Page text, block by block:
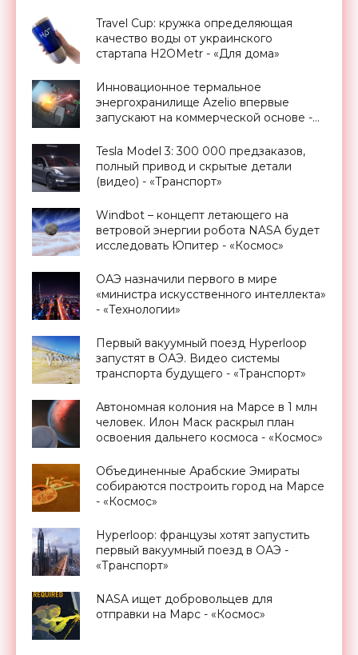
Travel Cup: кружка определяющая
качество воды от украинского
стартапа H2OMetr - «Для дома»
Инновационное термальное
энергохранилище Azelio впервые
запускают на коммерческой основе -
Tesla Model 3: 300 000 предзаказов,
полный привод и скрытые детали
(видео) - «Транспорт»
Windbot – концепт летающего на
ветровой энергии робота NASA будет
исследовать Юпитер - «Космос»
ОАЭ назначили первого в мире
«министра искусственного интеллекта»
- «Технологии»
Первый вакуумный поезд Hyperloop
запустят в ОАЭ. Видео системы
транспорта будущего - «Транспорт»
Автономная колония на Марсе в 1 млн
человек. Илон Маск раскрыл план
освоения дальнего космоса - «Космос»
Объединенные Арабские Эмираты
собираются построить город на Марсе
- «Космос»
Hyperloop: французы хотят запустить
первый вакуумный поезд в ОАЭ -
«Транспорт»
NASA ищет добровольцев для
отправки на Марс - «Космос»